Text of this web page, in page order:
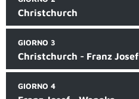
Christchurch
GIORNO 3
Christchurch - Franz Josef
GIORNO 4